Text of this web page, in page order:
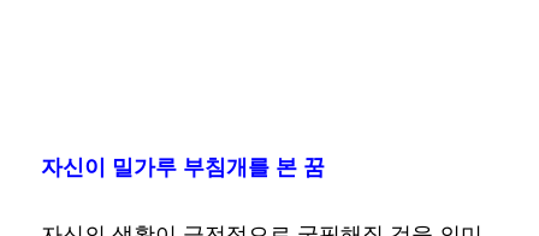
자신이 밀가루 부침개를 본 꿈